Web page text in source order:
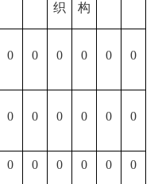
织
构
0 0 0 0 0 0
0 0 0 0 0 0
0 0 0 0 0 0